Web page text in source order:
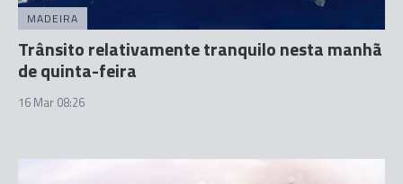
MADEIRA
Trânsito relativamente tranquilo nesta manhã
de quinta-feira
16 Mar 08:26